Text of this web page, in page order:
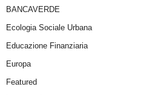
BANCAVERDE
Ecologia Sociale Urbana
Educazione Finanziaria
Europa
Featured